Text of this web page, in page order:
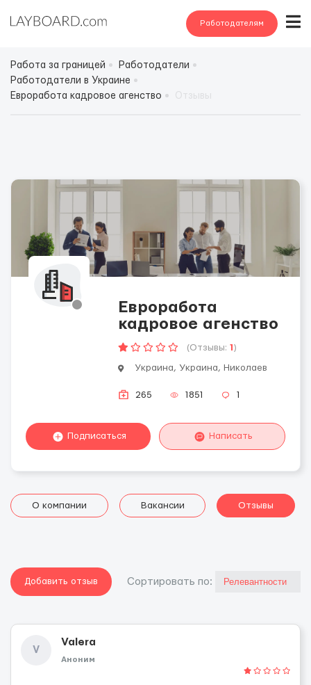
Работодателям
Работа за границей
Работодатели
Работодатели в Украине
Евроработа кадровое агенство
Евроработа
кадровое агенство
(Отзывы: 1 )
Украина, Украина, Николаев
265 1851 1
Подписаться Написать
О компании Вакансии Отзывы
Добавить отзыв Cортировать по:
V
Valera
Аноним